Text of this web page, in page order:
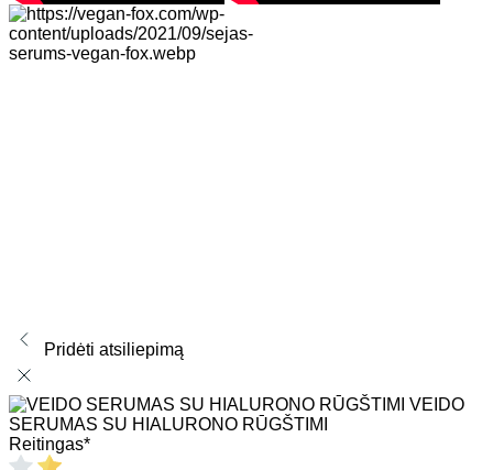
Pridėti atsiliepimą
VEIDO
SERUMAS SU HIALURONO RŪGŠTIMI
Reitingas*